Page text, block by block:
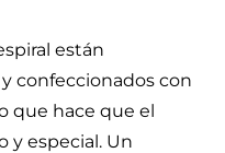
están
confeccionados con
que hace que el
y especial. Un